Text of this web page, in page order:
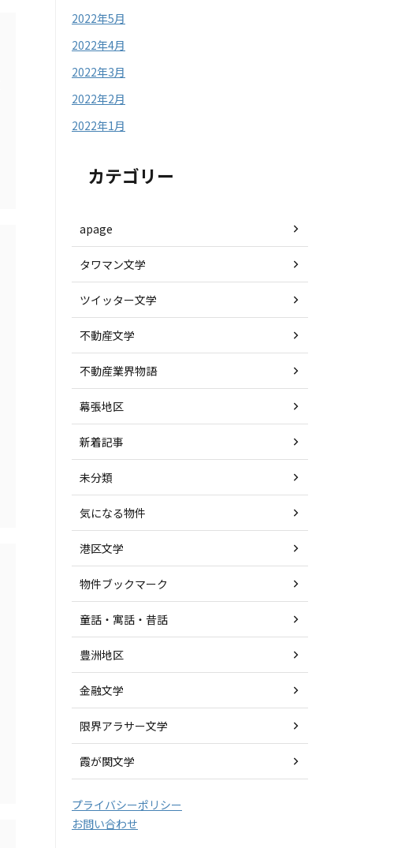
2022年5月
2022年4月
2022年3月
2022年2月
2022年1月
カテゴリー
apage
タワマン文学
ツイッター文学
不動産文学
不動産業界物語
幕張地区
新着記事
未分類
気になる物件
港区文学
物件ブックマーク
童話・寓話・昔話
豊洲地区
金融文学
限界アラサー文学
霞が関文学
プライバシーポリシー
お問い合わせ